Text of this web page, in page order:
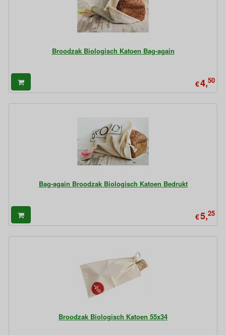
Broodzak Biologisch Katoen Bag-again
€4,50
Bag-again Broodzak Biologisch Katoen Bedrukt
€5,25
Broodzak Biologisch Katoen 55x34